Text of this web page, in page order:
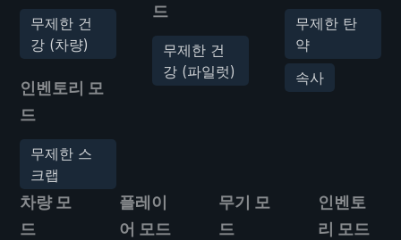
무제한 건
강 (차량)
인벤토리 모
드
무제한 스
크랩
드
무제한 건
강 (파일럿)
무제한 탄
약
속사
차량 모
드
플레이
어 모드
무기 모
드
인벤토
리 모드